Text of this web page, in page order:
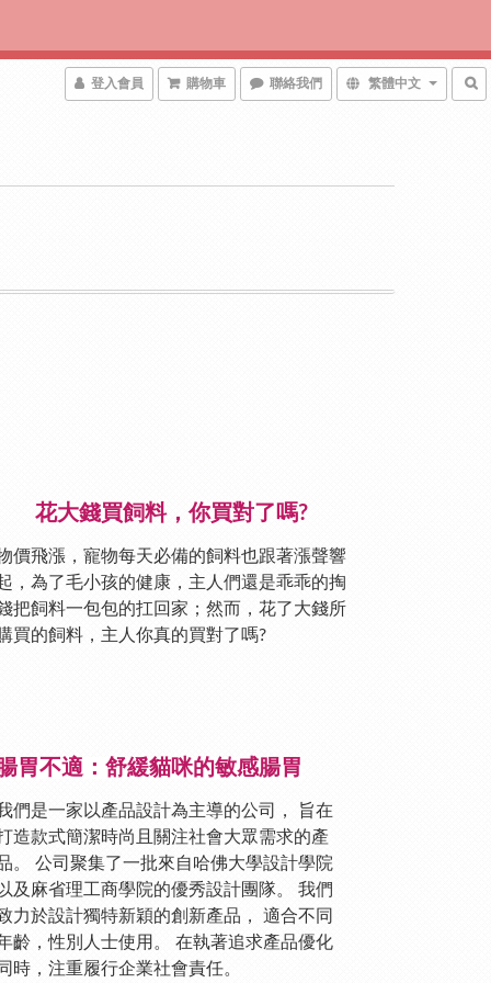
登入會員 購物車 聯絡我們 繁體中文
花大錢買飼料，你買對了嗎?
價飛漲，寵物每天必備的飼料也跟著漲聲響
，為了毛小孩的健康，主人們還是乖乖的掏
把飼料一包包的扛回家；然而，花了大錢所
買的飼料，主人你真的買對了嗎?
胃不適：舒緩貓咪的敏感腸胃
們是一家以產品設計為主導的公司， 旨在
造款式簡潔時尚且關注社會大眾需求的產
。 公司聚集了一批來自哈佛大學設計學院
及麻省理工商學院的優秀設計團隊。 我們
力於設計獨特新穎的創新產品， 適合不同
齡，性別人士使用。 在執著追求產品優化
時，注重履行企業社會責任。